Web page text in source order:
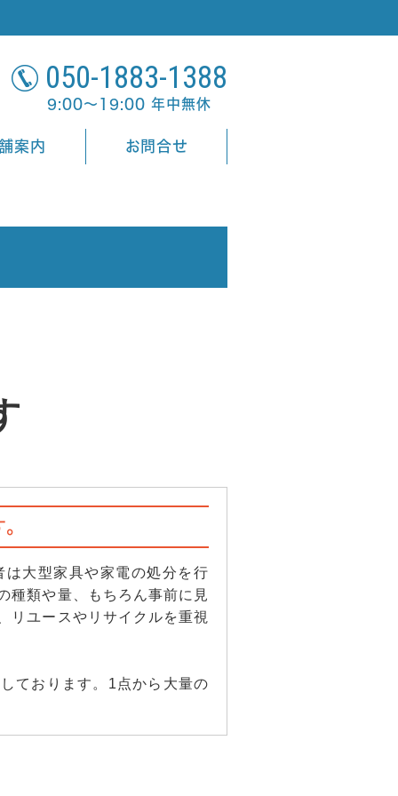
050-1883-1388
9:00～19:00 年中無休
案内 お問合せ
大型家具や家電の処分を行
種類や量、もちろん事前に見
リユースやリサイクルを重視
ております。1点から大量の